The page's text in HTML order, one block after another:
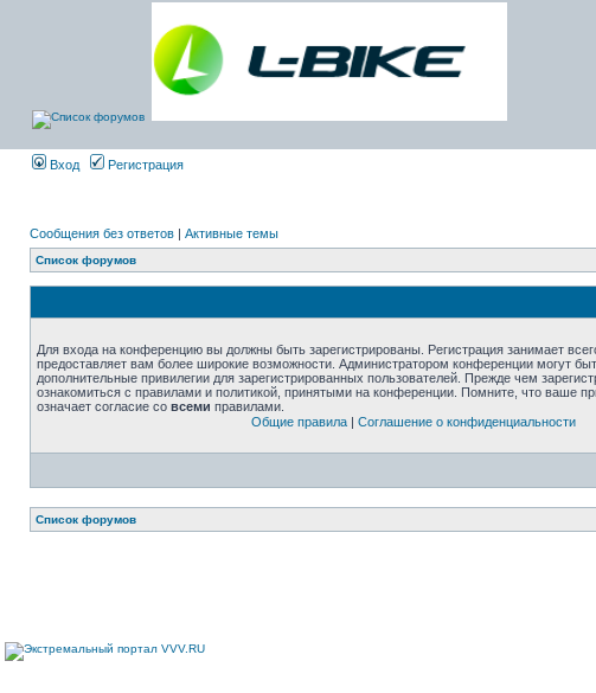
Вход Регистрация
Сообщения без ответов | Активные темы
Список форумов
Для входа на конференцию вы должны быть зарегистрированы. Регистрация занимает
предоставляет вам более широкие возможности. Администратором конференции могут
дополнительные привилегии для зарегистрированных пользователей. Прежде чем
ознакомиться с правилами и политикой, принятыми на конференции. Помните, что ваше
означает согласие со всеми правилами.
Общие правила| Соглашение о конфиденциальности
Список форумов